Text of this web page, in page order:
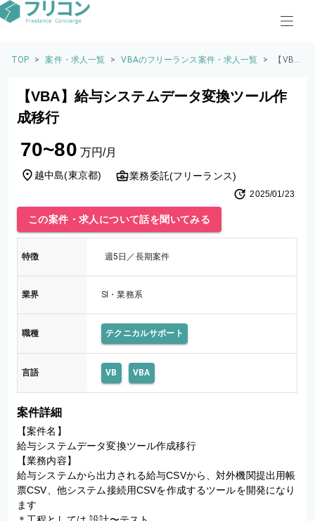
TOP > 案件・求人一覧 > VBAのフリーランス案件・求人一覧 >
【VB
テムデ
【VBA】給与システムデータ変換ツール作
成移行
70~80 万円/月
越中島(東京都) 業務委託(フリーランス)
2025/01/23
この案件・求人について話を聞いてみる
特徴 週5日／長期案件
業界 SI・業務系
職種 テクニカルサポート
言語 VB VBA
案件詳細
【案件名】
給与システムデータ変換ツール作成移行
【業務内容】
給与システムから出力される給与CSVから、対外機関提出用帳
票CSV、他システム接続用CSVを作成するツールを開発になり
ます